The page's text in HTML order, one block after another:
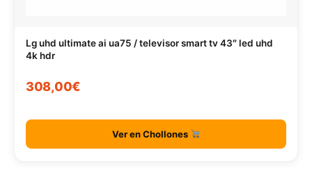
Lg uhd ultimate ai ua75 / televisor smart tv 43″ led uhd
4k hdr
308,00€
Ver en Chollones